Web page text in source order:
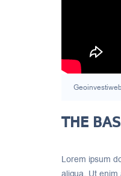
THE
Lorem ipsum